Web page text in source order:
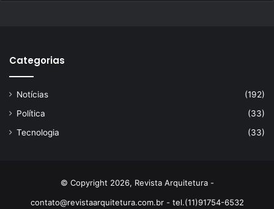
Categorias
Notícias
(192)
Política
(33)
Tecnologia
(33)
© Copyright 2026, Revista Arquitetura -
contato@revistaarquitetura.com.br- tel.(11)91754-6532